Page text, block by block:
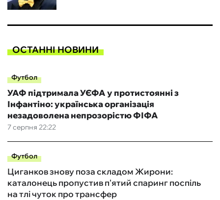
ОСТАННІ НОВИНИ
Футбол
7 серпня 22:22
УАФ підтримала УЄФА у протистоянні з
Інфантіно: українська організація
незадоволена непрозорістю ФІФА
Футбол
Циганков знову поза складом Жирони:
каталонець пропустив п'ятий спаринг поспіль
на тлі чуток про трансфер